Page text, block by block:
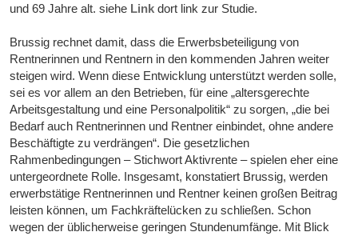
und 69 Jahre alt. siehe Link dort link zur Studie.
Brussig rechnet damit, dass die Erwerbsbeteiligung von
Rentnerinnen und Rentnern in den kommenden Jahren weiter
steigen wird. Wenn diese Entwicklung unterstützt werden solle,
sei es vor allem an den Betrieben, für eine „altersgerechte
Arbeitsgestaltung und eine Personalpolitik“ zu sorgen, „die bei
Bedarf auch Rentnerinnen und Rentner einbindet, ohne andere
Beschäftigte zu verdrängen“. Die gesetzlichen
Rahmenbedingungen – Stichwort Aktivrente – spielen eher eine
untergeordnete Rolle. Insgesamt, konstatiert Brussig, werden
erwerbstätige Rentnerinnen und Rentner keinen großen Beitrag
leisten können, um Fachkräftelücken zu schließen. Schon
wegen der üblicherweise geringen Stundenumfänge. Mit Blick